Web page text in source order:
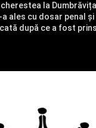
la
ales cu dosar penal și
după ce a fost